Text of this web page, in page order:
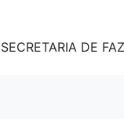
SECRETARIA DE